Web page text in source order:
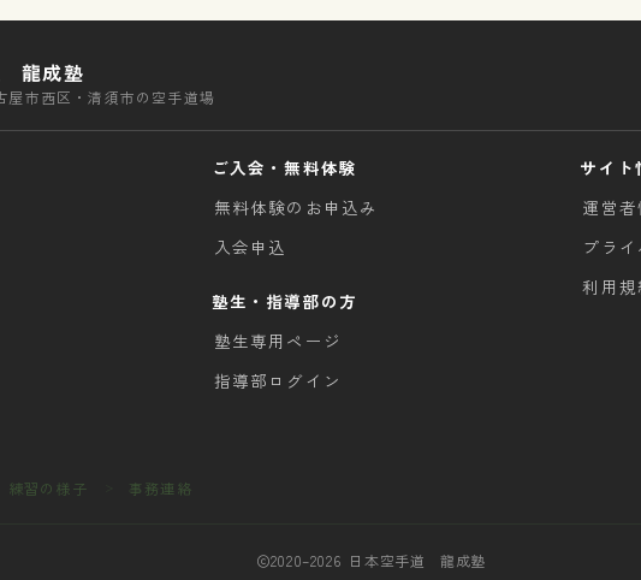
龍成塾
屋市西区・清須市の空手道場
ご入会・無料体験
無料体験のお申込み
入会申込
塾生・指導部の方
塾生専用ページ
指導部ログイン
サイト
運営者
プラ
利用規
練習の様子 事務連絡
2020–2026 日本空手道 龍成塾